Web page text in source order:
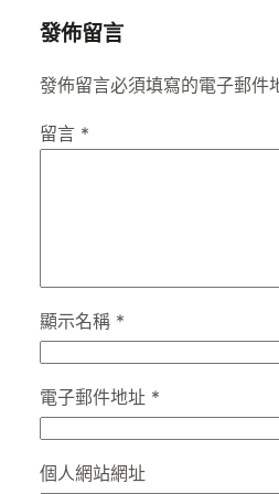
發佈留言
發佈留言必須填寫的電子郵件
留言 *
顯示名稱 *
電子郵件地址 *
個人網站網址